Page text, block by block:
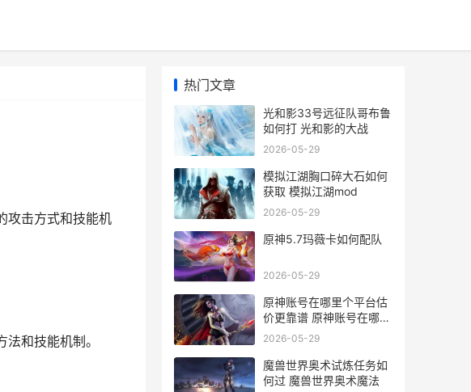
攻击方式和技能机
和技能机制。
热门文章
光和影33号远征队哥布鲁
如何打 光和影的大战
2026-05-29
模拟江湖胸口碎大石如何
获取 模拟江湖mod
2026-05-29
原神5.7玛薇卡如何配队
2026-05-29
原神账号在哪里个平台估
价更靠谱 原神账号在哪里
卖比较快
2026-05-29
魔兽世界奥术试炼任务如
何过 魔兽世界奥术魔法